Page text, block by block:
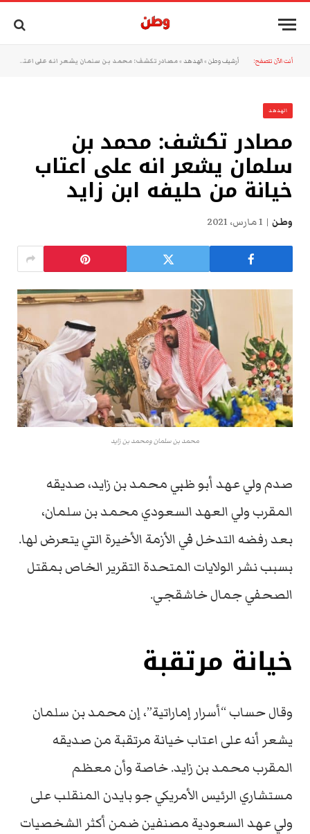
أنت الآن تتصفح: أرشيف وطن »الهدهد »مصادر تكشف: محمد بن سلمان يشعر انه على اعتاب خيانة من حليفه ابن زايد
الهدهد
مصادر تكشف: محمد بن
سلمان يشعر انه على اعتاب
خيانة من حليفه ابن زايد
وطن 1 مارس، 2021
محمد بن سلمان ومحمد بن زايد
صدم ولي عهد أبو ظبي محمد بن زايد، صديقه
المقرب ولي العهد السعودي محمد بن سلمان،
بعد رفضه التدخل في الأزمة الأخيرة التي يتعرض لها.
بسبب نشر الولايات المتحدة التقرير الخاص بمقتل
الصحفي جمال خاشقجي.
خيانة مرتقبة
وقال حساب “أسرار إماراتية”، إن محمد بن سلمان
يشعر أنه على اعتاب خيانة مرتقبة من صديقه
المقرب محمد بن زايد. خاصة وأن معظم
مستشاري الرئيس الأمريكي جو بايدن المنقلب على
ولي عهد السعودية مصنفين ضمن أكثر الشخصيات